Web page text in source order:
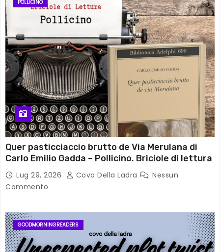
POLLICINO
Quer pasticciaccio brutto de Via Merulana di
Carlo Emilio Gadda – Pollicino. Briciole di lettura
Lug 29, 2026 Covo Della Ladra
Nessun
Commento
GOODMORNINGREADERS